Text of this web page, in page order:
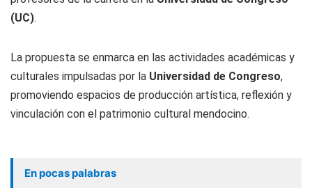
(UC).
La propuesta se enmarca en las actividades académicas y
culturales impulsadas por la Universidad de Congreso,
promoviendo espacios de producción artística, reflexión y
vinculación con el patrimonio cultural mendocino.
En pocas palabras